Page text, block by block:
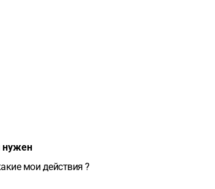
нужен
мои действия ?